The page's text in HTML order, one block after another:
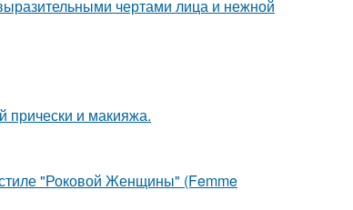
чертами лица и нежной
прически и макияжа.
стиле "Роковой Женщины" (Femme